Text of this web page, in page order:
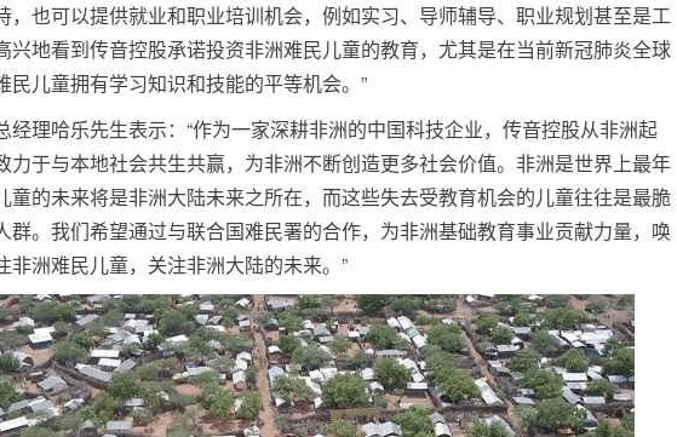
，也可以提供就业和职业培训机会，例如实习、导师辅导、职业规划甚至是工
兴地看到传音控股承诺投资非洲难民儿童的教育，尤其是在当前新冠肺炎全球
民儿童拥有学习知识和技能的平等机会。”
经理哈乐先生表示：“作为一家深耕非洲的中国科技企业，传音控股从非洲起
力于与本地社会共生共赢，为非洲不断创造更多社会价值。非洲是世界上最年
童的未来将是非洲大陆未来之所在，而这些失去受教育机会的儿童往往是最脆
群。我们希望通过与联合国难民署的合作，为非洲基础教育事业贡献力量，唤
非洲难民儿童，关注非洲大陆的未来。”